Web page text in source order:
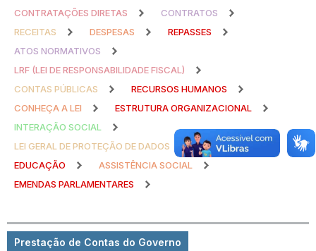
CONTRATAÇÕES DIRETAS
CONTRATOS
RECEITAS
DESPESAS
REPASSES
ATOS NORMATIVOS
LRF (LEI DE RESPONSABILIDADE FISCAL)
CONTAS PÚBLICAS
RECURSOS HUMANOS
CONHEÇA A LEI
ESTRUTURA ORGANIZACIONAL
INTERAÇÃO SOCIAL
LEI GERAL DE PROTEÇÃO DE DADOS
SAÚDE
EDUCAÇÃO
ASSISTÊNCIA SOCIAL
EMENDAS PARLAMENTARES
Prestação de Contas do Governo